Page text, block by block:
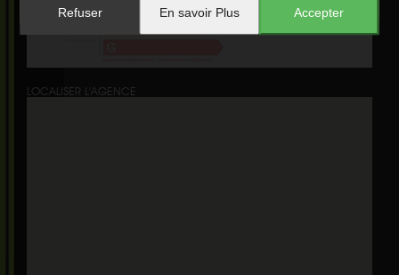
Refuser En savoir Plus Accepter
LOCALISER L'AGENCE